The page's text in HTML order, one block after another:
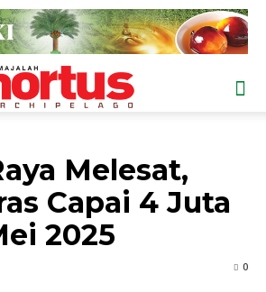
Melesat,
Capai 4 Juta
2025
0